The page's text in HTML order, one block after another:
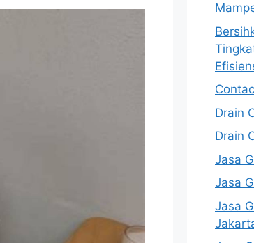
Drain
Drain
Jasa
Jasa
Jasa